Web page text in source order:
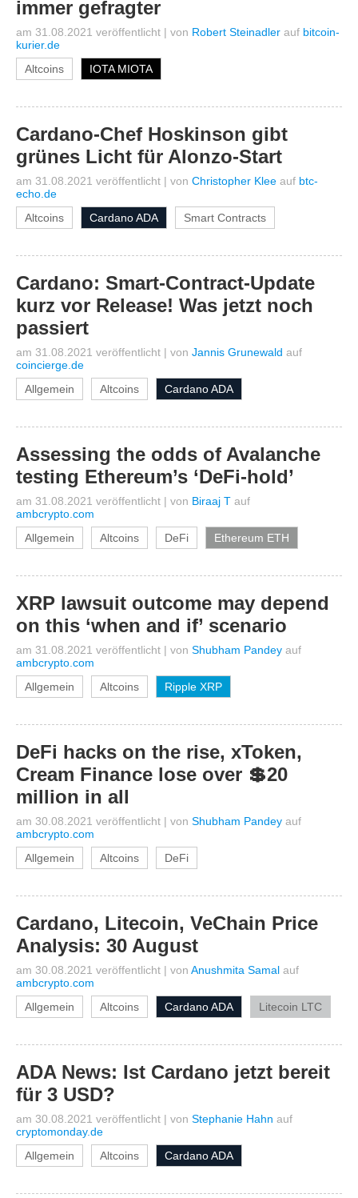
immer gefragter
am 31.08.2021 veröffentlicht | von Robert Steinadler auf bitcoin-
kurier.de
Altcoins
IOTA MIOTA
Cardano-Chef Hoskinson gibt
grünes Licht für Alonzo-Start
am 31.08.2021 veröffentlicht | von Christopher Klee auf btc-
echo.de
Altcoins
Cardano ADA Smart Contracts
Cardano: Smart-Contract-Update
kurz vor Release! Was jetzt noch
passiert
am 31.08.2021 veröffentlicht | von Jannis Grunewald auf
coincierge.de
Allgemein
Altcoins Cardano ADA
Assessing the odds of Avalanche
testing Ethereum’s ‘DeFi-hold’
am 31.08.2021 veröffentlicht | von Biraaj T auf
ambcrypto.com
Allgemein
Altcoins DeFi Ethereum ETH
XRP lawsuit outcome may depend
on this ‘when and if’ scenario
am 31.08.2021 veröffentlicht | von Shubham Pandey auf
ambcrypto.com
Allgemein
Altcoins Ripple XRP
DeFi hacks on the rise, xToken,
Cream Finance lose over 💲20
million in all
am 30.08.2021 veröffentlicht | von Shubham Pandey auf
ambcrypto.com
Allgemein
Altcoins DeFi
Cardano, Litecoin, VeChain Price
Analysis: 30 August
am 30.08.2021 veröffentlicht | von Anushmita Samal auf
ambcrypto.com
Allgemein
Altcoins Cardano ADA Litecoin LTC
ADA News: Ist Cardano jetzt bereit
für 3 USD?
am 30.08.2021 veröffentlicht | von Stephanie Hahn auf
cryptomonday.de
Allgemein
Altcoins Cardano ADA